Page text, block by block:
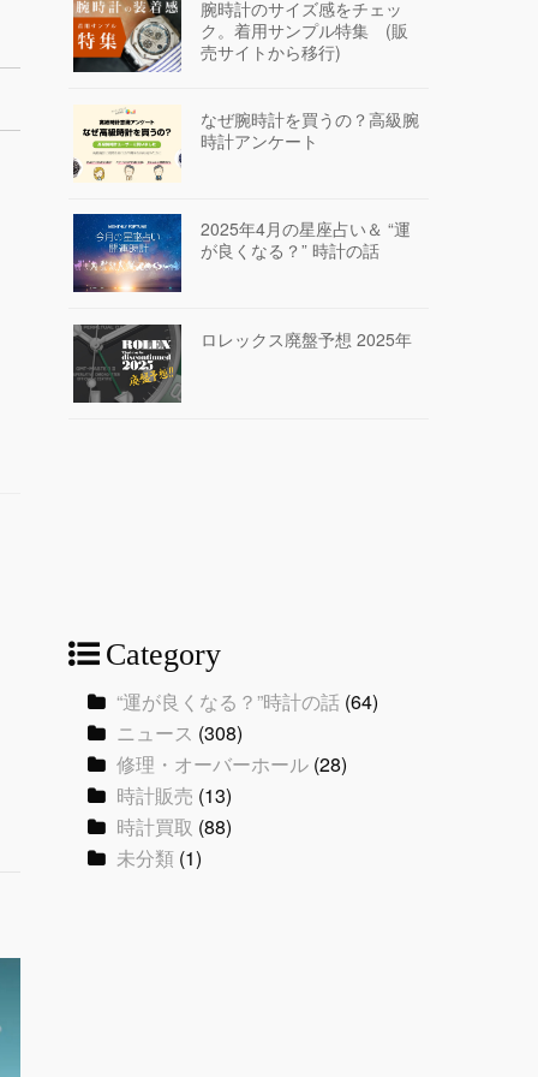
腕時計のサイズ感をチェッ
ク。着用サンプル特集 (販
売サイトから移行)
なぜ腕時計を買うの？高級腕
時計アンケート
2025年4月の星座占い＆ “運
が良くなる？” 時計の話
ロレックス廃盤予想 2025年
Category
“運が良くなる？”時計の話 (64)
ニュース (308)
修理・オーバーホール (28)
時計販売 (13)
時計買取 (88)
未分類 (1)